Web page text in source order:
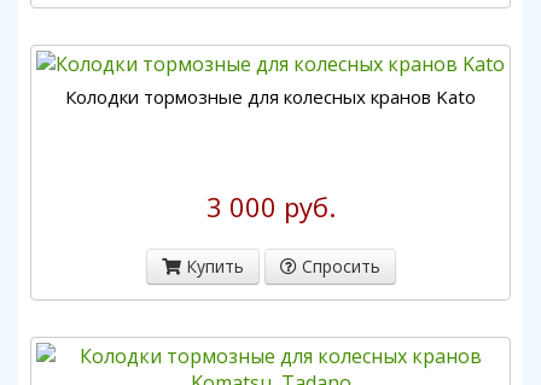
Колодки тормозные для колесных кранов Kato
3 000 руб.
Купить Спросить